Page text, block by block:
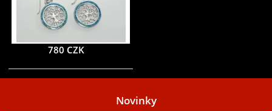
780 CZK
Novinky